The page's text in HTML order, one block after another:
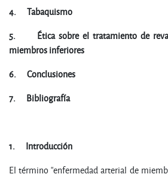
4. Tabaquismo
5. Ética sobre el tratamiento de
miembros inferiores
6. Conclusiones
7. Bibliografía
1. Introducción
El término “enfermedad arterial de